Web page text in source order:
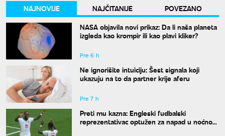
NAJNOVIJE NAJČITANIJE
POVEZANO
NASA objavila novi prikaz: Da li naša planeta
izgleda kao krompir ili kao plavi kliker?
Pre 6 h
Ne ignorišite intuiciju: Šest signala koji
ukazuju na to da partner krije aferu
Pre 7 h
Preti mu kazna: Engleski fudbalski
reprezentativac optužen za napad u noćnom